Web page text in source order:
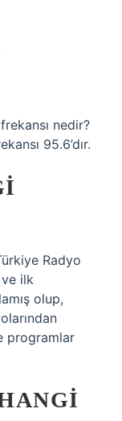
nedir?
95.6’dır.
Radyo
ve ilk
olup,
programlar